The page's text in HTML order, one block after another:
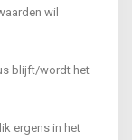
wil
blijft/wordt het
ergens in het